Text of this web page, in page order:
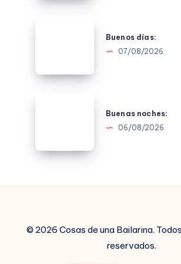
Buenos días:
07/08/2026
Buenas noches:
06/08/2026
© 2026 Cosas de una Bailarina.
reservados.